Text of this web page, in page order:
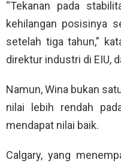
“Tekanan pada
kehilangan posisinya
setelah tiga tahun,”
direktur industri di EIU,
Namun, Wina bukan
nilai lebih rendah
mendapat nilai baik.
Calgary, yang